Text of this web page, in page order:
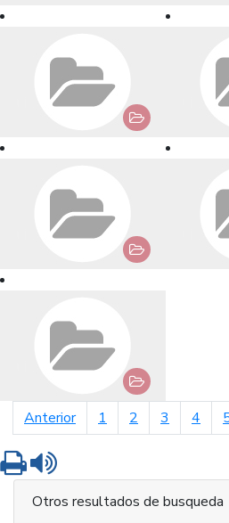
Anteriorpágina anterior
1 2 3 4
Imprimir
Otros resultados de busqueda